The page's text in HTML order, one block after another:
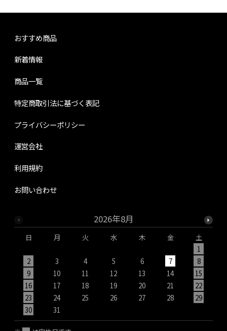
おすすめ商品
新着情報
商品一覧
特定商取引法に基づく表記
プライバシーポリシー
運営会社
利用規約
お問い合わせ
2026年8月
日 月 火 水 木 金
土
1
2
3 4 5 6 7
8
9
10 11 12 13 14
15
16
17 18 19 20 21
22
23
24 25 26 27 28
29
30
31